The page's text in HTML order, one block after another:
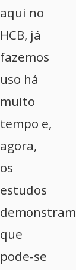
aqui no
HCB, já
fazemos
uso há
muito
tempo e,
agora,
os
estudos
demonstram
que
pode-se